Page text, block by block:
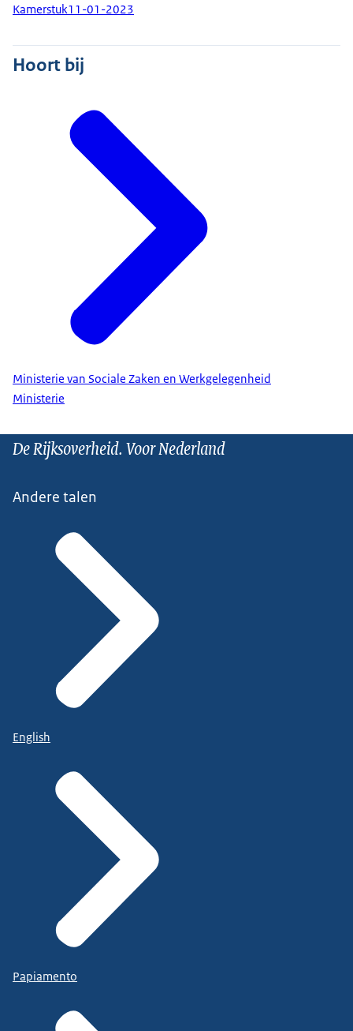
Kamerstuk11-01-2023
Hoort bij
Ministerie van Sociale Zaken en Werkgelegenheid
Ministerie
De Rijksoverheid. Voor Nederland
Andere talen
English
Papiamento